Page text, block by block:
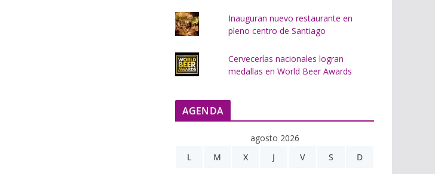
Inauguran nuevo restaurante en
pleno centro de Santiago
Cervecerías nacionales logran
medallas en World Beer Awards
AGENDA
agosto 2026
L
M X J V S D